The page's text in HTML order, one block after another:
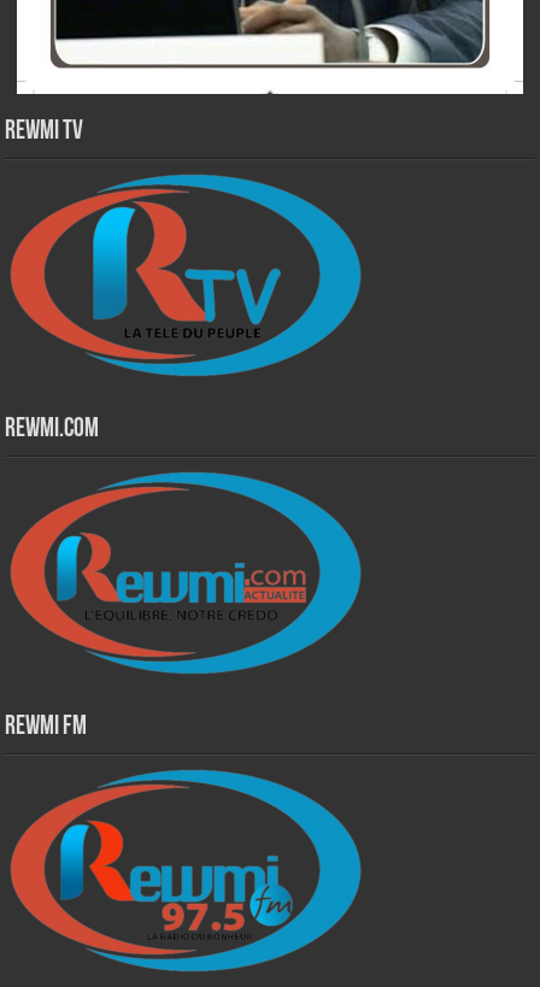
Rewmi TV
Rewmi.Com
Rewmi Fm